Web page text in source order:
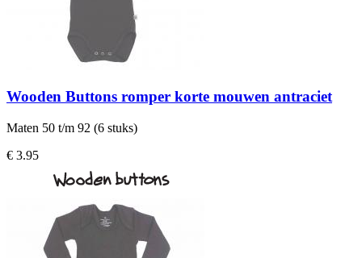
Wooden Buttons romper korte mouwen antraciet
Maten 50 t/m 92 (6 stuks)
€ 3.95